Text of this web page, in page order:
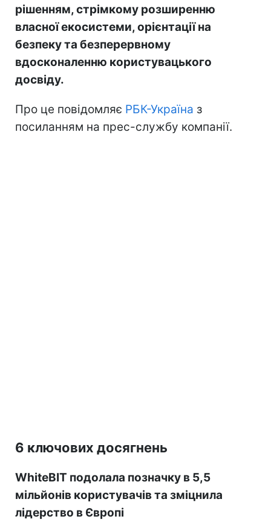
рішенням, стрімкому розширенню
власної екосистеми, орієнтації на
безпеку та безперервному
вдосконаленню користувацького
досвіду.
Про це повідомляє РБК-Україна з
посиланням на прес-службу компанії.
6 ключових досягнень
WhiteBIT подолала позначку в 5,5
мільйонів користувачів та зміцнила
лідерство в Європі